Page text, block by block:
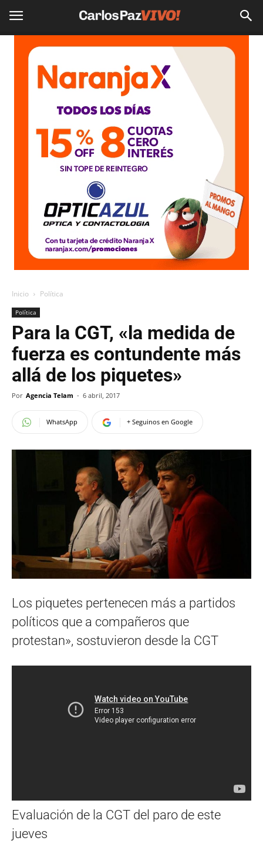
Inicio Política
Política
Para la CGT, «la medida de
fuerza es contundente más
allá de los piquetes»
Por Agencia Telam - 6 abril, 2017
WhatsApp + Seguinos en Google
Los piquetes pertenecen más a partidos
políticos que a compañeros que
protestan», sostuvieron desde la CGT
Evaluación de la CGT del paro de este
jueves